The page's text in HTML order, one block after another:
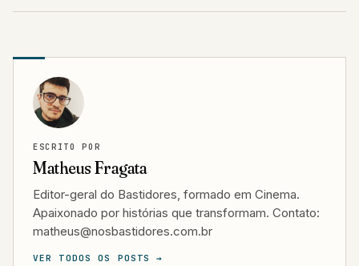
ESCRITO POR
Matheus Fragata
Editor-geral do Bastidores, formado em Cinema.
Apaixonado por histórias que transformam. Contato:
matheus@nosbastidores.com.br
VER TODOS OS POSTS →